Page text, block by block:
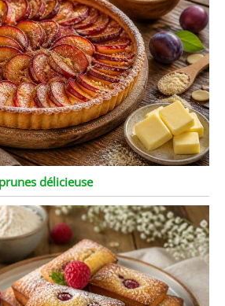
délicieuse